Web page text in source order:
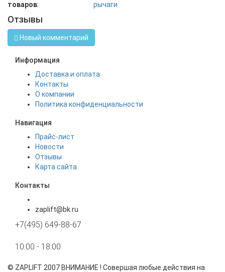
товаров:
рычаги
Отзывы
Новый комментарий
Информация
Доставка и оплата
Контакты
О компании
Политика конфиденциальности
Навигация
Прайс-лист
Новости
Отзывы
Карта сайта
Контакты
zaplift@bk.ru
+7(495) 649-88-67
10:00 - 18:00
© ZAPLIFT 2007 ВНИМАНИЕ ! Совершая любые действия на